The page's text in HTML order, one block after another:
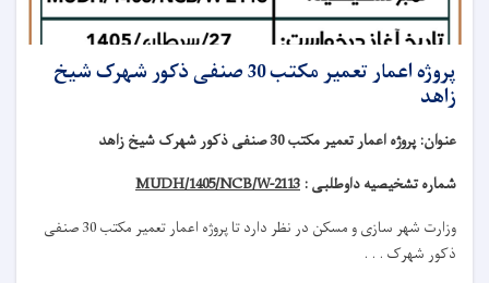
پروژه اعمار تعمیر مکتب 30 صنفی ذکور شهرک شیخ
زاهد
عنوان: پروژه اعمار تعمیر مکتب 30 صنفی ذکور شهرک شیخ زاهد
شماره تشخیصیه داوطلبی : MUDH/1405/NCB/W-2113
وزارت شهر سازی و مسکن در نظر دارد تاپروژه
اعمار تعمیر مکتب 30 صنفی
ذکور شهرک . . .